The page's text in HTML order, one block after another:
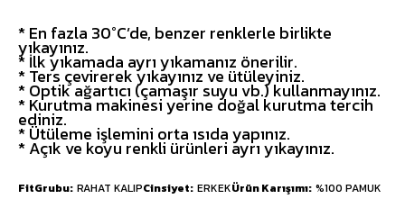
* En fazla 30°C’de, benzer renklerle birlikte
yıkayınız.
* İlk yıkamada ayrı yıkamanız önerilir.
* Ters çevirerek yıkayınız ve ütüleyiniz.
* Optik ağartıcı (çamaşır suyu vb.) kullanmayınız.
* Kurutma makinesi yerine doğal kurutma tercih
ediniz.
* Ütüleme işlemini orta ısıda yapınız.
* Açık ve koyu renkli ürünleri ayrı yıkayınız.
FitGrubu RAHAT KALIPCinsiyet ERKEKÜrün Karışımı %100 PAMUK